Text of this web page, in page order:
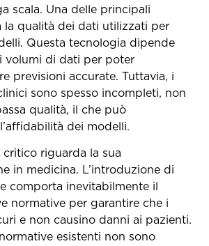
scala. Una delle principali
la qualità dei dati utilizzati per
Questa tecnologia dipende
volumi di dati per poter
previsioni accurate. Tuttavia, i
sono spesso incompleti, non
qualità, il che può
dei modelli.
riguarda la sua
in medicina. L’introduzione di
comporta inevitabilmente il
normative per garantire che i
e non causino danni ai pazienti.
esistenti non sono